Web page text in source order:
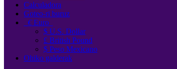
Calculadora
Goteo-ri buruz
€Euro
$ U.S. Dollar
£ British Pound
$ Peso Mexicano
Ohiko galderak